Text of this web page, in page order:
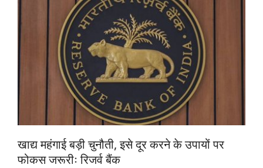
खाद्य महंगाई बड़ी चुनौती, इसे दूर करने के उपायों पर
फोकस जरूरीः रिजर्व बैंक